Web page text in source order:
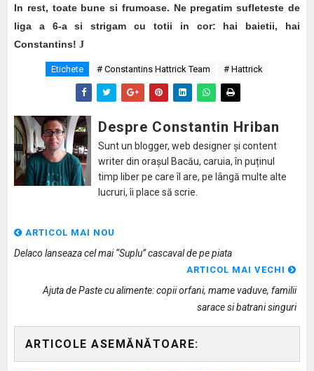
In rest, toate bune si frumoase. Ne pregatim sufleteste de
liga a 6-a si strigam cu totii in cor: hai baietii, hai
Constantins! J
Etichete # Constantins Hattrick Team # Hattrick
Despre Constantin Hriban
Sunt un blogger, web designer și content
writer din orașul Bacău, caruia, în puținul
timp liber pe care îl are, pe lângă multe alte
lucruri, îi place să scrie.
ARTICOL MAI NOU
Delaco lanseaza cel mai “Suplu” cascaval de pe piata
ARTICOL MAI VECHI
Ajuta de Paste cu alimente: copii orfani, mame vaduve, familii
sarace si batrani singuri
ARTICOLE ASEMĂNĂTOARE: